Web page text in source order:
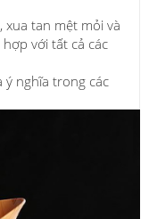
xua tan mệt mỏi và
với tất cả các
ý nghĩa trong các